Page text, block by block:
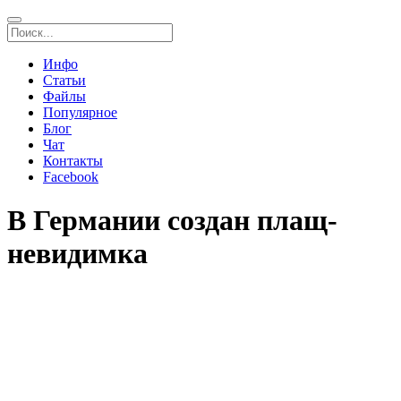
Инфо
Статьи
Файлы
Популярное
Блог
Чат
Контакты
Facebook
В Германии создан плащ-
невидимка